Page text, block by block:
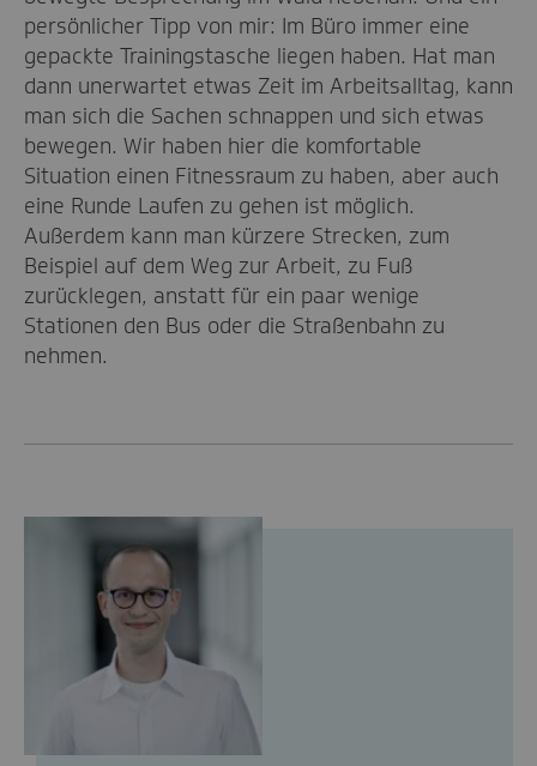
persönlicher Tipp von mir: Im Büro immer eine
gepackte Trainingstasche liegen haben. Hat man
dann unerwartet etwas Zeit im Arbeitsalltag, kann
man sich die Sachen schnappen und sich etwas
bewegen. Wir haben hier die komfortable
Situation einen Fitnessraum zu haben, aber auch
eine Runde Laufen zu gehen ist möglich.
Außerdem kann man kürzere Strecken, zum
Beispiel auf dem Weg zur Arbeit, zu Fuß
zurücklegen, anstatt für ein paar wenige
Stationen den Bus oder die Straßenbahn zu
nehmen.